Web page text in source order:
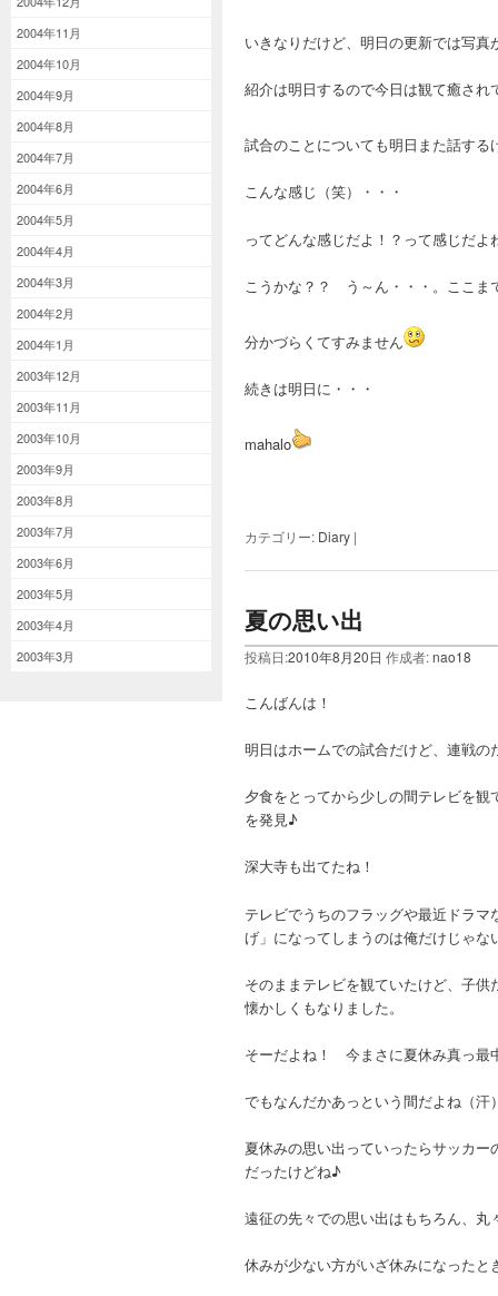
2004年11月
2004年10月
2004年9月
2004年8月
2004年7月
2004年6月
2004年5月
2004年4月
2004年3月
2004年2月
2004年1月
2003年12月
2003年11月
2003年10月
2003年9月
2003年8月
2003年7月
2003年6月
2003年5月
2003年4月
2003年3月
いきなりだけど、明日の更新では写
紹介は明日するので今日は観て癒され
試合のことについても明日また話す
こんな感じ（笑）・・・
ってどんな感じだよ！？って感じだよ
こうかな？？ う～ん・・・。ここま
分かづらくてすみません
続きは明日に・・・
mahalo
カテゴリー: Diary |
夏の思い出
投稿日:2010年8月20日 作成者:nao18
こんばんは！
明日はホームでの試合だけど、連戦の
夕食をとってから少しの間テレビを
を発見♪
深大寺も出てたね！
テレビでうちのフラッグや最近ドラ
げ」になってしまうのは俺だけじゃな
そのままテレビを観ていたけど、子
懐かしくもなりました。
そーだよね！ 今まさに夏休み真っ最
でもなんだかあっという間だよね（
夏休みの思い出っていったらサッカ
だったけどね♪
遠征の先々での思い出はもちろん、
休みが少ない方がいざ休みになった